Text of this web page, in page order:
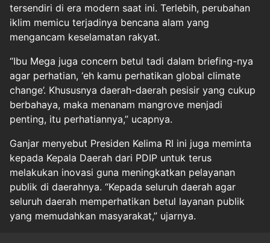
tersendiri di era modern saat ini. Terlebih, perubahan
iklim memicu terjadinya bencana alam yang
mengancam keselamatan rakyat.
“Ibu Mega juga concern betul tadi dalam briefing-nya
agar perhatian, ‘eh kamu perhatikan global climate
change’. Khususnya daerah-daerah pesisir yang cukup
berbahaya, maka menanam mangrove menjadi
penting, itu perhatiannya,” ucapnya.
Ganjar menyebut Presiden Kelima RI ini juga meminta
kepada Kepala Daerah dari PDIP untuk terus
melakukan inovasi guna meningkatkan pelayanan
publik di daerahnya. “Kepada seluruh daerah agar
seluruh daerah memperhatikan betul layanan publik
yang memudahkan masyarakat,” ujarnya.